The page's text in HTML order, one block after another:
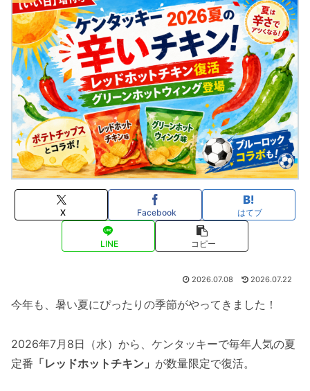
X Facebook はてブ
LINE コピー
2026.07.08 2026.07.22
今年も、暑い夏にぴったりの季節がやってきました！
2026年7月8日（水）から、ケンタッキーで毎年人気の夏
定番 「レッドホットチキン」 が数量限定で復活。